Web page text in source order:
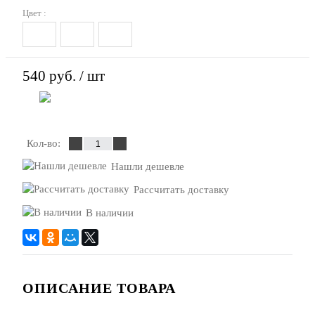
Цвет :
540 руб. / шт
Кол-во:
Нашли дешевле
Рассчитать доставку
В наличии
ОПИСАНИЕ ТОВАРА